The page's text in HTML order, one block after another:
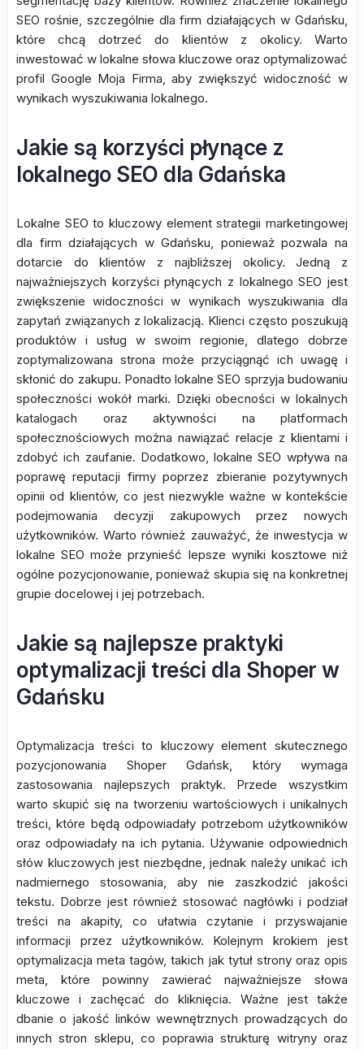
SEO rośnie, szczególnie dla firm działających w Gdańsku,
które chcą dotrzeć do klientów z okolicy. Warto
inwestować w lokalne słowa kluczowe oraz optymalizować
profil Google Moja Firma, aby zwiększyć widoczność w
wynikach wyszukiwania lokalnego.
Jakie są korzyści płynące z
lokalnego SEO dla Gdańska
Lokalne SEO to kluczowy element strategii marketingowej
dla firm działających w Gdańsku, ponieważ pozwala na
dotarcie do klientów z najbliższej okolicy. Jedną z
najważniejszych korzyści płynących z lokalnego SEO jest
zwiększenie widoczności w wynikach wyszukiwania dla
zapytań związanych z lokalizacją. Klienci często poszukują
produktów i usług w swoim regionie, dlatego dobrze
zoptymalizowana strona może przyciągnąć ich uwagę i
skłonić do zakupu. Ponadto lokalne SEO sprzyja budowaniu
społeczności wokół marki. Dzięki obecności w lokalnych
katalogach oraz aktywności na platformach
społecznościowych można nawiązać relacje z klientami i
zdobyć ich zaufanie. Dodatkowo, lokalne SEO wpływa na
poprawę reputacji firmy poprzez zbieranie pozytywnych
opinii od klientów, co jest niezwykle ważne w kontekście
podejmowania decyzji zakupowych przez nowych
użytkowników. Warto również zauważyć, że inwestycja w
lokalne SEO może przynieść lepsze wyniki kosztowe niż
ogólne pozycjonowanie, ponieważ skupia się na konkretnej
grupie docelowej i jej potrzebach.
Jakie są najlepsze praktyki
optymalizacji treści dla Shoper w
Gdańsku
Optymalizacja treści to kluczowy element skutecznego
pozycjonowania Shoper Gdańsk, który wymaga
zastosowania najlepszych praktyk. Przede wszystkim
warto skupić się na tworzeniu wartościowych i unikalnych
treści, które będą odpowiadały potrzebom użytkowników
oraz odpowiadały na ich pytania. Używanie odpowiednich
słów kluczowych jest niezbędne, jednak należy unikać ich
nadmiernego stosowania, aby nie zaszkodzić jakości
tekstu. Dobrze jest również stosować nagłówki i podział
treści na akapity, co ułatwia czytanie i przyswajanie
informacji przez użytkowników. Kolejnym krokiem jest
optymalizacja meta tagów, takich jak tytuł strony oraz opis
meta, które powinny zawierać najważniejsze słowa
kluczowe i zachęcać do kliknięcia. Ważne jest także
dbanie o jakość linków wewnętrznych prowadzących do
innych stron sklepu, co poprawia strukturę witryny oraz